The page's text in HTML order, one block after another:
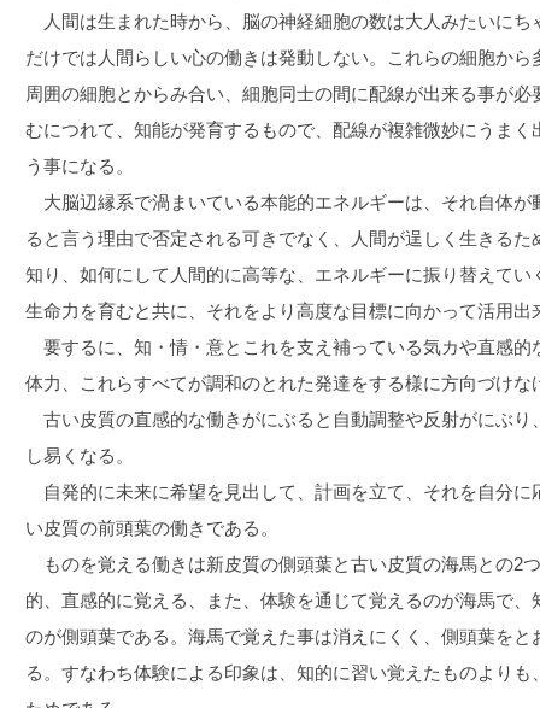
人間は生まれた時から、脳の神経細胞の数は大人みたいにち
だけでは人間らしい心の働きは発動しない。これらの細胞か
周囲の細胞とからみ合い、細胞同士の間に配線が出来る事が
むにつれて、知能が発育するもので、配線が複雑微妙にうま
う事になる。
大脳辺縁系で渦まいている本能的エネルギーは、それ自体が
ると言う理由で否定される可きでなく、人間が逞しく生きる
知り、如何にして人間的に高等な、エネルギーに振り替えて
生命力を育むと共に、それをより高度な目標に向かって活用
要するに、知・情・意とこれを支え補っている気カや直感的
体力、これらすべてが調和のとれた発達をする様に方向づけな
古い皮質の直感的な働きがにぶると自動調整や反射がにぶり
し易くなる。
自発的に未来に希望を見出して、計画を立て、それを自分に
い皮質の前頭葉の働きである。
ものを覚える働きは新皮質の側頭葉と古い皮質の海馬との2
的、直感的に覚える、また、体験を通じて覚えるのが海馬で
のが側頭葉である。海馬で覚えた事は消えにくく、側頭葉を
る。すなわち体験による印象は、知的に習い覚えたものより